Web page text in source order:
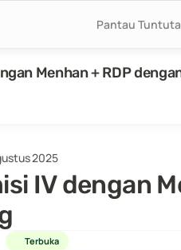
2025
IV dengan
Terbuka
Menhan + RDP
Pantau